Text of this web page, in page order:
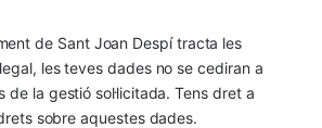
de Sant Joan Despí tracta les
les teves dades no se cediran a
la gestió sol·licitada. Tens dret a
sobre aquestes dades.